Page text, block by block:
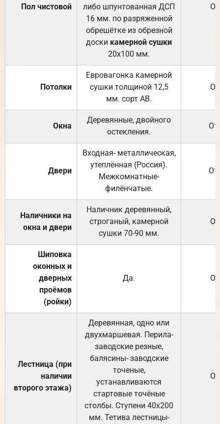
Пол чистовой
либо шпунтованная ДСП
16 мм. по разряженной
обрешётке из обрезной
доски камерной сушки
20х100 мм.
Потолки
Евровагонка камерной
сушки толщиной 12,5
мм. сорт АВ.
Окна
Деревянные, двойного
остекления.
Двери
Входная- металлическая,
утеплённая (Россия).
Межкомнатные-
филёнчатые.
Наличники на
окна и двери
Наличник деревянный,
строганый, камерной
сушки 70-90 мм.
Шиповка
оконных и
дверных
проёмов
(ройки)
Да.
Лестница (при
наличии
второго этажа)
Деревянная, одно или
двухмаршевая. Перила-
заводские резные,
балясины- заводские
точеные,
устанавливаются
стартовые точёные
столбы. Ступени 40х200
мм. Тетива лестницы-